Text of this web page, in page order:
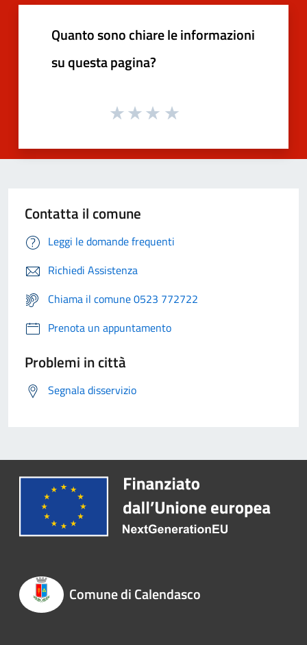
Quanto sono chiare le informazioni
su questa pagina?
Contatta il comune
Leggi le domande frequenti
Richiedi Assistenza
Chiama il comune 0523 772722
Prenota un appuntamento
Problemi in città
Segnala disservizio
Comune di Calendasco